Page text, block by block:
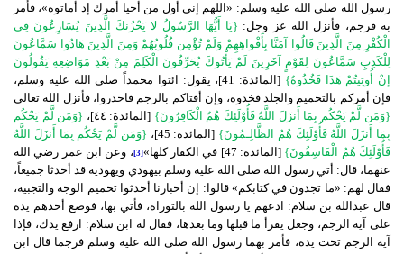
رسول الله صلى الله عليه وسلم: «اللهم إني أول من أحيا أمرك إذ أماتوه»، فأمر
به فرجم، فأنزل الله عز وجل: {يَا أَيُّهَا الرَّسُولُ لا يَحْزُنكَ الَّذِينَ يُسَارِعُونَ فِي
الْكُفْرِ مِنَ الَّذِينَ قَالُوا آمَنَّا بِأَفْواهِهِمْ وَلَمْ تُؤْمِن قُلُوبُهُمْ وَمِنَ الَّذِينَ هَادُوا سَمَّاعُونَ
لِلْكَذِبِ سَمَّاعُونَ لِقَوْمٍ آخَرِينَ لَمْ يَأْتُوكَ يُحَرِّفُونَ الْكَلِمَ مِنْ بَعْدِ مَوَاضِعِهِ يَقُولُونَ
إنْ أُوتِيتُمْ هَذَا فَخُذُوهُ} [المائدة: 41]
، يقول: ائتوا محمداً صلى الله عليه وسلم،
فإن أمركم بالتحميم والجلد فخذوه، وإن أفتاكم بالرجم فاحذروا، فأنزل الله تعالى
{وَمَن لَّمْ يَحْكُم بِمَا أَنزَلَ اللَّهُ فَأُوْلَئِكَ هُمُ الْكَافِرُونَ} [المائدة: ٤٤]،
{وَمَن لَّمْ يَحْكُم
بِمَا أَنزَلَ اللَّهُ فَأُوْلَئِكَ هُمُ الظَّالِـمُونَ} [المائدة: 45]،
{وَمَن لَّمْ يَحْكُم بِمَا أَنزَلَ اللَّهُ
فَأُوْلَئِكَ هُمُ الْفَاسِقُونَ} [المائدة: 47] في الكفار كلها»[3]
، وعن ابن عمر رضي الله
عنهما، قال: أتي رسول الله صلى الله عليه وسلم بيهودي ويهودية قد أحدثا جميعاً،
فقال لهم: «ما تجدون في كتابكم» قالوا: إن أحبارنا أحدثوا تحميم الوجه والتجبيه،
قال عبدالله بن سلام: ادعهم يا رسول الله بالتوراة، فأتي بها، فوضع أحدهم يده
على آية الرجم، وجعل يقرأ ما قبلها وما بعدها، فقال له ابن سلام: ارفع يدك، فإذا
آية الرجم تحت يده، فأمر بهما رسول الله صلى الله عليه وسلم فرجما قال ابن